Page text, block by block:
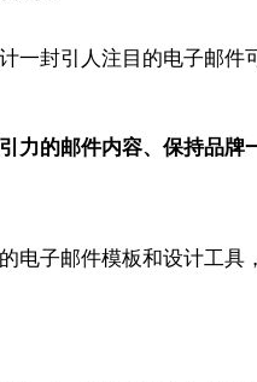
一封引人注目的电子邮件
的邮件内容、保持品牌
子邮件模板和设计工具